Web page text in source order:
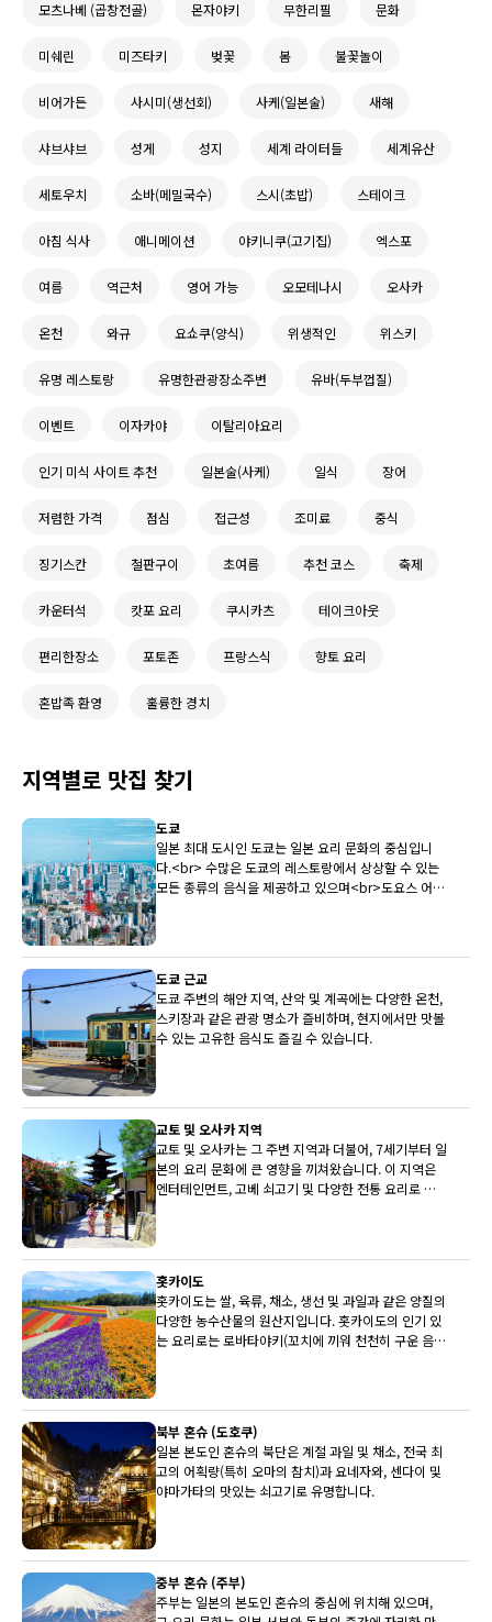
모츠나베 (곱창전골) 몬자야키 무한리필 문화
미쉐린 미즈타키 벚꽃 봄 불꽃놀이
비어가든 사시미(생선회) 사케(일본술) 새해
샤브샤브 성게 성지 세계 라이터들 세계유산
세토우치 소바(메밀국수) 스시(초밥) 스테이크
아침 식사 애니메이션 야키니쿠(고기집) 엑스포
여름 역근처 영어 가능 오모테나시 오사카
온천 와규 요쇼쿠(양식) 위생적인 위스키
유명 레스토랑 유명한관광장소주변 유바(두부껍질)
이벤트 이자카야 이탈리아요리
인기 미식 사이트 추천 일본술(사케) 일식 장어
저렴한 가격 점심 접근성 조미료 중식
징기스칸 철판구이 초여름 추천 코스 축제
카운터석 캇포 요리 쿠시카츠 테이크아웃
편리한장소 포토존 프랑스식 향토 요리
혼밥족 환영 훌륭한 경치
지역별로 맛집 찾기
도쿄
일본 최대 도시인 도쿄는 일본 요리 문화의 중심입니
다.<br> 수많은 도쿄의 레스토랑에서 상상할 수 있는
모든 종류의 음식을 제공하고 있으며<br>도요스 어시
도쿄 근교
도쿄 주변의 해안 지역, 산악 및 계곡에는 다양한 온천,
스키장과 같은 관광 명소가 즐비하며, 현지에서만 맛볼
수 있는 고유한 음식도 즐길 수 있습니다.
교토 및 오사카 지역
교토 및 오사카는 그 주변 지역과 더불어, 7세기부터 일
본의 요리 문화에 큰 영향을 끼쳐왔습니다. 이 지역은
엔터테인먼트, 고베 쇠고기 및 다양한 전통 요리로 유
홋카이도
홋카이도는 쌀, 육류, 채소, 생선 및 과일과 같은 양질의
다양한 농수산물의 원산지입니다. 홋카이도의 인기 있
는 요리로는 로바타야키(꼬치에 끼워 천천히 구운 음
북부 혼슈 (도호쿠)
일본 본도인 혼슈의 북단은 계절 과일 및 채소, 전국 최
고의 어획량(특히 오마의 참치)과 요네자와, 센다이 및
야마가타의 맛있는 쇠고기로 유명합니다.
중부 혼슈 (주부)
주부는 일본의 본도인 혼슈의 중심에 위치해 있으며,